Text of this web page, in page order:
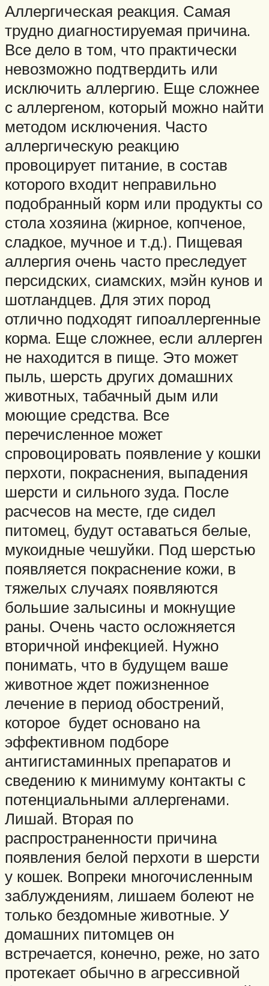
Аллергическая реакция. Самая
трудно диагностируемая причина.
Все дело в том, что практически
невозможно подтвердить или
исключить аллергию. Еще сложнее
с аллергеном, который можно найти
методом исключения. Часто
аллергическую реакцию
провоцирует питание, в состав
которого входит неправильно
подобранный корм или продукты со
стола хозяина (жирное, копченое,
сладкое, мучное и т.д.). Пищевая
аллергия очень часто преследует
персидских, сиамских, мэйн кунов и
шотландцев. Для этих пород
отлично подходят гипоаллергенные
корма. Еще сложнее, если аллерген
не находится в пище. Это может
пыль, шерсть других домашних
животных, табачный дым или
моющие средства. Все
перечисленное может
спровоцировать появление у кошки
перхоти, покраснения, выпадения
шерсти и сильного зуда. После
расчесов на месте, где сидел
питомец, будут оставаться белые,
мукоидные чешуйки. Под шерстью
появляется покраснение кожи, в
тяжелых случаях появляются
большие залысины и мокнущие
раны. Очень часто осложняется
вторичной инфекцией. Нужно
понимать, что в будущем ваше
животное ждет пожизненное
лечение в период обострений,
которое будет основано на
эффективном подборе
антигистаминных препаратов и
сведению к минимуму контакты с
потенциальными аллергенами.
Лишай. Вторая по
распространенности причина
появления белой перхоти в шерсти
у кошек. Вопреки многочисленным
заблуждениям, лишаем болеют не
только бездомные животные. У
домашних питомцев он
встречается, конечно, реже, но зато
протекает обычно в агрессивной